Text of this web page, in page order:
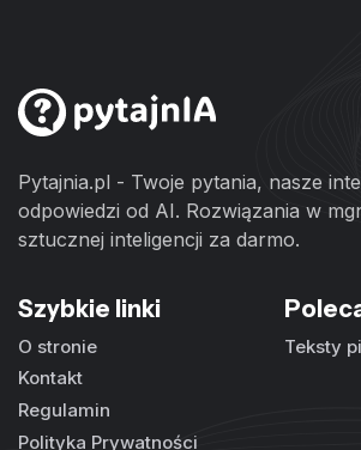
Pytajnia.pl - Twoje pytania, nasze
odpowiedzi od AI. Rozwiązania w
sztucznej inteligencji za darmo.
Szybkie linki
O stronie
Kontakt
Regulamin
Polityka Prywatności
Teksty